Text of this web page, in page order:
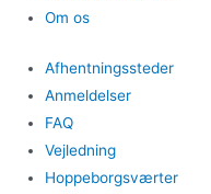
Om os
Afhentningssteder
Anmeldelser
FAQ
Vejledning
Hoppeborgsværter